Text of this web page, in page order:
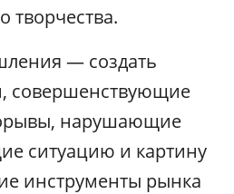
творчества.
— создать
совершенствующие
нарушающие
ситуацию и картину
инструменты рынка